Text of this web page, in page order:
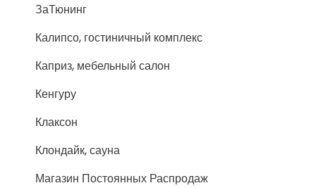
ЗаТюнинг
Калипсо, гостиничный комплекс
Каприз, мебельный салон
Кенгуру
Клаксон
Клондайк, сауна
Магазин Постоянных Распродаж